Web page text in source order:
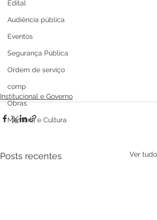
Edital
Audiência pública
Eventos
Segurança Pública
Ordem de serviço
comp
Obras
Memória e Cultura
Institucional e Governo
Posts recentes Ver tudo